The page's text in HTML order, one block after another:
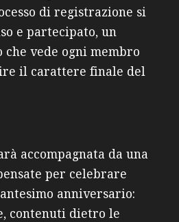
di registrazione si
e partecipato, un
vede ogni membro
il carattere finale del
accompagnata da una
per celebrare
anniversario:
contenuti dietro le